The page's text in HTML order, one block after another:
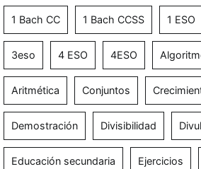
1 Bach CC 1 Bach CCSS 1 ESO
3eso 4 ESO 4ESO
Aritmética Conjuntos
Demostración Divisibilidad
Educación secundaria Ejercicios